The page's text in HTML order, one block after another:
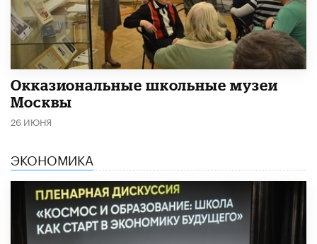
​Окказиональные школьные музеи
Москвы
26 ИЮНЯ
ЭКОНОМИКА